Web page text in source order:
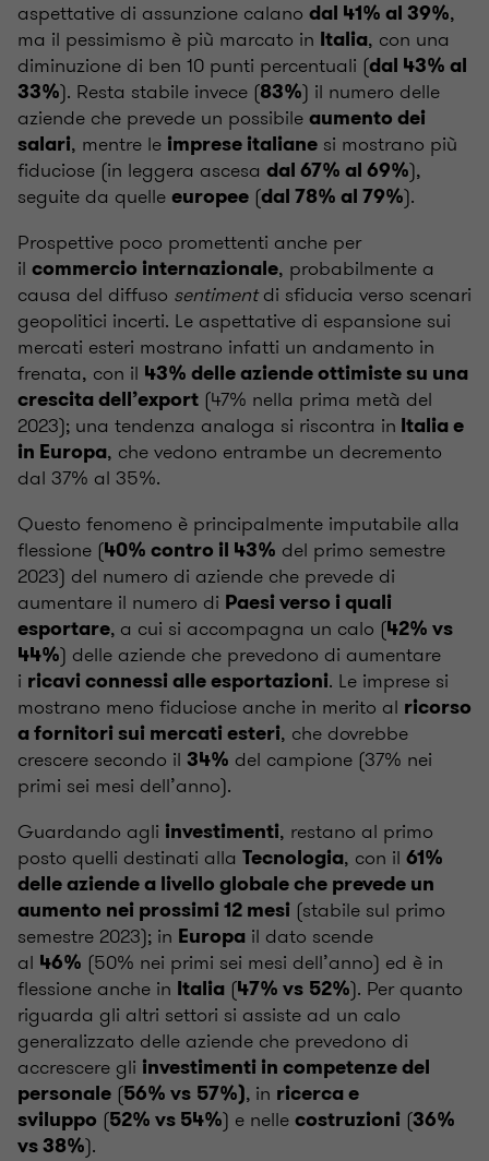
aspettative di assunzione calano dal 41% al 39%,
ma il pessimismo è più marcato in Italia, con una
diminuzione di ben 10 punti percentuali (dal 43% al
33%). Resta stabile invece (83%) il numero delle
aziende che prevede un possibile aumento dei
salari, mentre le imprese italiane si mostrano più
fiduciose (in leggera ascesa dal 67% al 69%),
seguite da quelle europee (dal 78% al 79%).
Prospettive poco promettenti anche per
il commercio internazionale, probabilmente a
causa del diffuso sentiment di sfiducia verso scenari
geopolitici incerti. Le aspettative di espansione sui
mercati esteri mostrano infatti un andamento in
frenata, con il 43% delle aziende ottimiste su una
crescita dell’export (47% nella prima metà del
2023); una tendenza analoga si riscontra in Italia e
in Europa, che vedono entrambe un decremento
dal 37% al 35%.
Questo fenomeno è principalmente imputabile alla
flessione (40% contro il 43% del primo semestre
2023) del numero di aziende che prevede di
aumentare il numero di Paesi verso i quali
esportare, a cui si accompagna un calo (42% vs
44%) delle aziende che prevedono di aumentare
i ricavi connessi alle esportazioni. Le imprese si
mostrano meno fiduciose anche in merito al ricorso
a fornitori sui mercati esteri, che dovrebbe
crescere secondo il 34% del campione (37% nei
primi sei mesi dell’anno).
Guardando agli investimenti, restano al primo
posto quelli destinati alla Tecnologia, con il 61%
delle aziende a livello globale che prevede un
aumento nei prossimi 12 mesi (stabile sul primo
semestre 2023); in Europa il dato scende
al 46% (50% nei primi sei mesi dell’anno) ed è in
flessione anche in Italia (47% vs 52%). Per quanto
riguarda gli altri settori si assiste ad un calo
generalizzato delle aziende che prevedono di
accrescere gli investimenti in competenze del
personale (56% vs 57%), in ricerca e
sviluppo (52% vs 54%) e nelle costruzioni (36%
vs 38%).